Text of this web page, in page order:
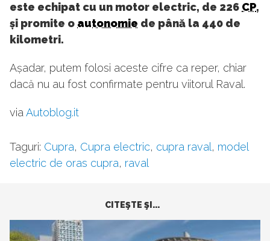
este echipat cu un motor electric, de 226 CP,
și promite o autonomie de până la 440 de
kilometri.
Așadar, putem folosi aceste cifre ca reper, chiar
dacă nu au fost confirmate pentru viitorul Raval.
viaAutoblog.it
Taguri: Cupra, Cupra electric, cupra raval, model
electric de oras cupra, raval
CITEŞTE ŞI...